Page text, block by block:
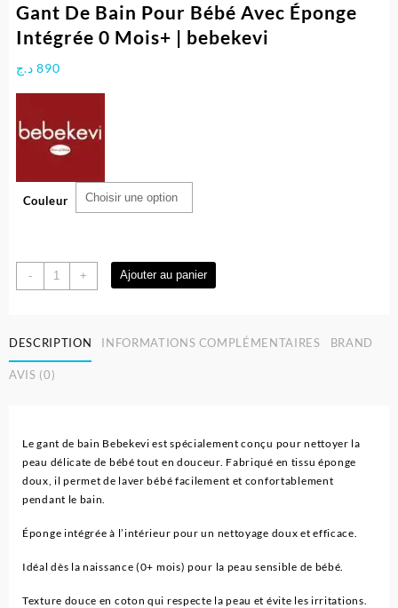
Gant De Bain Pour Bébé Avec Éponge
Intégrée 0 Mois+ | bebekevi
890 د.ج
Couleur
-
quantité
de
Bain
Pour
Bébé
Intégrée
0
Mois+
|
+ Ajouter au panier
DESCRIPTION INFORMATIONS COMPLÉMENTAIRES BRAND
AVIS (0)
Le gant de bain Bebekevi est spécialement conçu pour nettoyer la
peau délicate de bébé tout en douceur. Fabriqué en tissu éponge
doux, il permet de laver bébé facilement et confortablement
pendant le bain.
Éponge intégrée à l’intérieur pour un nettoyage doux et efficace.
Idéal dès la naissance (0+ mois) pour la peau sensible de bébé.
Texture douce en coton qui respecte la peau et évite les irritations.